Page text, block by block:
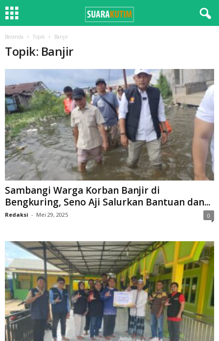
Beranda Topik Banjir
Topik: Banjir
Sambangi Warga Korban Banjir di
Bengkuring, Seno Aji Salurkan Bantuan dan...
Redaksi - Mei 29, 2025 0